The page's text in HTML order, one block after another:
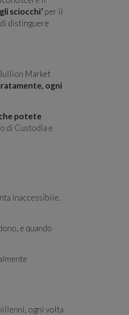
sciocchi’ per il
distinguere
Market
ogni
potete
di Custodia e
inaccessibile.
e quando
ogni volta